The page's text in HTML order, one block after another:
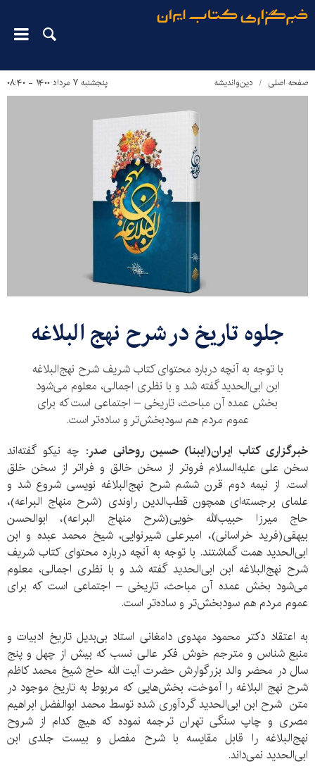
صفحه اصلی دین‌واندیشه پنجشنبه ۷ مرداد ۱۴۰۰ - ۰۸:۴۰
جلوه تاریخ در شرح نهج البلاغه
با توجه به آنچه درباره محتوای کتاب شریف شرح نهج‌البلاغه
ابن ابی‌الحدید گفته شد و با نظری اجمالی، معلوم می‌شود
بخش عمده آن مباحث، تاریخی – اجتماعی است که برای
عموم مردم هم سودبخش‌تر و ساده‌تر است.
خبرگزاری کتاب ایران(ایبنا) حسین روحانی صدر: چه نیکو گفته‌اند
سخن علی علیه‌السلام فروتر از سخن خالق و فراتر از سخن خلق
است. از نیمه دوم قرن ششم شرح نهج‌البلاغه نویسی شروع شد و
علمای برجسته‌ای همچون قطب‌الدین راوندی (شرح منهاج البراعه)،
حاج میرزا حبیب‌الله خویی(شرح منهاج البراعه)، ابوالحسن
بیهقی(فرید خراسانی)، امیرعلی شیرنوایی، شیخ محمد عبده و ابن
ابی‌الحدید همت گماشتند. با توجه به آنچه درباره محتوای کتاب شریف
شرح نهج‌البلاغه ابن ابی‌الحدید گفته شد و با نظری اجمالی، معلوم
می‌شود بخش عمده آن مباحث، تاریخی – اجتماعی است که برای
عموم مردم هم سودبخش‌تر و ساده‌تر است.
به اعتقاد دکتر محمود مهدوی دامغانی استاد بی‌بدیل تاریخ ادبیات و
منبع شناس و مترجم خوش فکر عالی نسب که بیش از چهل و پنج
سال در محضر والد بزرگوارش حضرت آیت الله حاج شیخ محمد کاظم
شرح نهج البلاغه را آموخت، بخش‌هایی که مربوط به تاریخ موجود در
متن شرح ابن ابی‌الحدید گردآوری شده توسط محمد ابوالفضل ابراهیم
مصری و چاپ سنگی تهران ترجمه نموده که هیچ کدام از شروح
نهج‌البلاغه را قابل مقایسه با شرح مفصل و بیست جلدی ابن
ابی‌الحدید نمی‌داند.